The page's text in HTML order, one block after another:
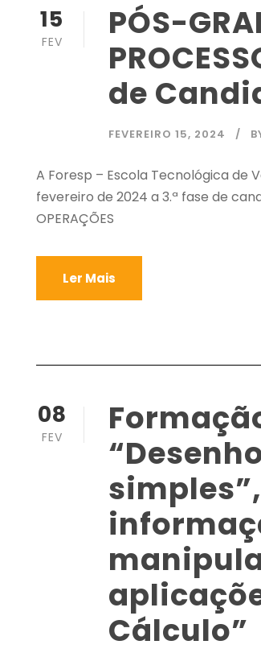
15
FEV
PÓS-
de
FEVEREIRO 15, 2024
A Foresp – Escola Tecnológica de
fevereiro de 2024 a 3.ª fase de
OPERAÇÕES
Ler Mais
08
FEV
Cálculo”